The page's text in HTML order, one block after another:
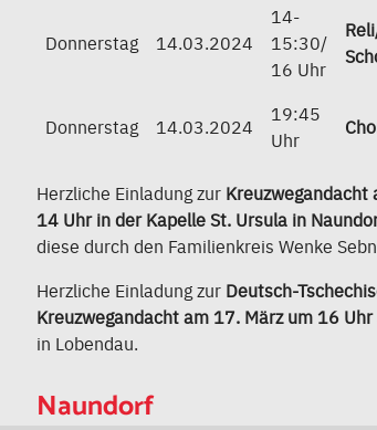
Donnerstag 14.03.2024
14-
15:30/
16 Uhr
Donnerstag 14.03.2024
19:45
Uhr
Herzliche Einladung zur
14 Uhr in der Kapelle St. Ursula in
diese durch den Familienkreis Wenke
Herzliche Einladung zur Deutsch-
Kreuzwegandacht am 17. März um 16
in Lobendau.
Naundorf